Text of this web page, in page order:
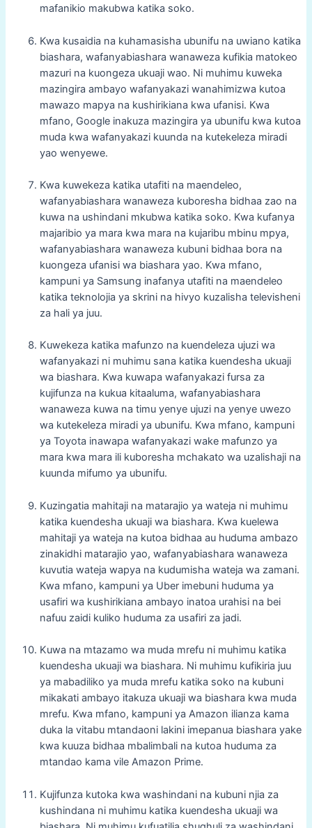
mafanikio makubwa katika soko.
Kwa kusaidia na kuhamasisha ubunifu na uwiano katika
biashara, wafanyabiashara wanaweza kufikia matokeo
mazuri na kuongeza ukuaji wao. Ni muhimu kuweka
mazingira ambayo wafanyakazi wanahimizwa kutoa
mawazo mapya na kushirikiana kwa ufanisi. Kwa
mfano, Google inakuza mazingira ya ubunifu kwa kutoa
muda kwa wafanyakazi kuunda na kutekeleza miradi
yao wenyewe.
Kwa kuwekeza katika utafiti na maendeleo,
wafanyabiashara wanaweza kuboresha bidhaa zao na
kuwa na ushindani mkubwa katika soko. Kwa kufanya
majaribio ya mara kwa mara na kujaribu mbinu mpya,
wafanyabiashara wanaweza kubuni bidhaa bora na
kuongeza ufanisi wa biashara yao. Kwa mfano,
kampuni ya Samsung inafanya utafiti na maendeleo
katika teknolojia ya skrini na hivyo kuzalisha televisheni
za hali ya juu.
Kuwekeza katika mafunzo na kuendeleza ujuzi wa
wafanyakazi ni muhimu sana katika kuendesha ukuaji
wa biashara. Kwa kuwapa wafanyakazi fursa za
kujifunza na kukua kitaaluma, wafanyabiashara
wanaweza kuwa na timu yenye ujuzi na yenye uwezo
wa kutekeleza miradi ya ubunifu. Kwa mfano, kampuni
ya Toyota inawapa wafanyakazi wake mafunzo ya
mara kwa mara ili kuboresha mchakato wa uzalishaji na
kuunda mifumo ya ubunifu.
Kuzingatia mahitaji na matarajio ya wateja ni muhimu
katika kuendesha ukuaji wa biashara. Kwa kuelewa
mahitaji ya wateja na kutoa bidhaa au huduma ambazo
zinakidhi matarajio yao, wafanyabiashara wanaweza
kuvutia wateja wapya na kudumisha wateja wa zamani.
Kwa mfano, kampuni ya Uber imebuni huduma ya
usafiri wa kushirikiana ambayo inatoa urahisi na bei
nafuu zaidi kuliko huduma za usafiri za jadi.
Kuwa na mtazamo wa muda mrefu ni muhimu katika
kuendesha ukuaji wa biashara. Ni muhimu kufikiria juu
ya mabadiliko ya muda mrefu katika soko na kubuni
mikakati ambayo itakuza ukuaji wa biashara kwa muda
mrefu. Kwa mfano, kampuni ya Amazon ilianza kama
duka la vitabu mtandaoni lakini imepanua biashara yake
kwa kuuza bidhaa mbalimbali na kutoa huduma za
mtandao kama vile Amazon Prime.
Kujifunza kutoka kwa washindani na kubuni njia za
kushindana ni muhimu katika kuendesha ukuaji wa